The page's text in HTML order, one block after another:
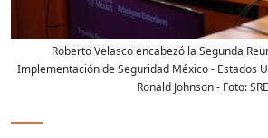
Roberto Velasco encabezó la Segunda
Implementación de Seguridad México - Estados
Ronald Johnson- Foto:SRE